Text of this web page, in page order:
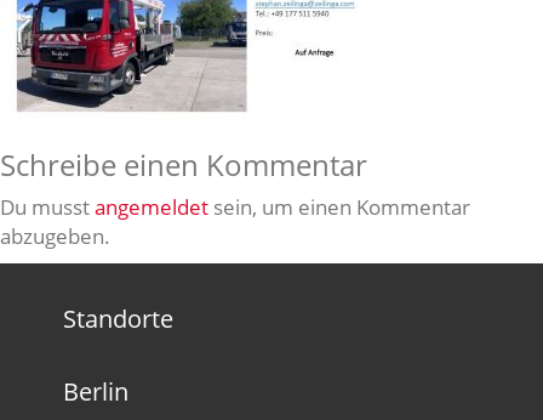
Schreibe einen Kommentar
Du musstangemeldet sein, um einen Kommentar
abzugeben.
Standorte
Berlin